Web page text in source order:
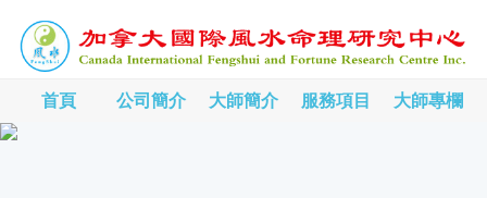
首頁 公司簡介 大師簡介 服務項目 大師專欄